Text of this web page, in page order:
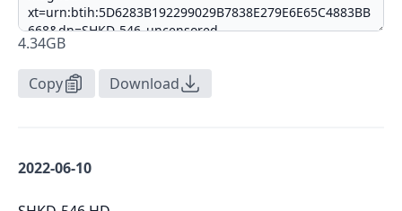
4.34GB
Copy Download
2022-06-10